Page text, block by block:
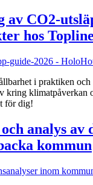
av CO2-
hos Topline
i praktiken och
kring klimatpåverkan
för dig!
analys av
kommun